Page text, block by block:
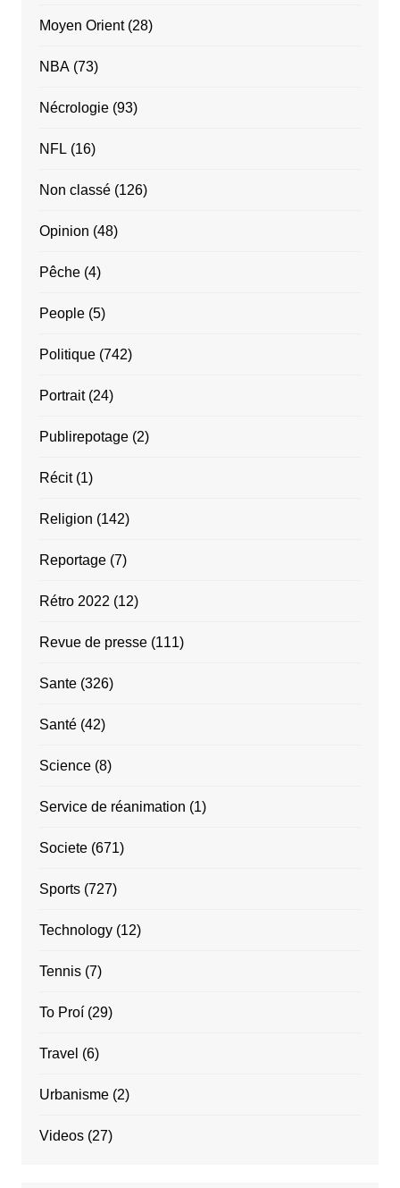
Moyen Orient(28)
NBA(73)
Nécrologie(93)
NFL (16)
Non classé(126)
Opinion (48)
Pêche(4)
People(5)
Politique(742)
Portrait(24)
Publirepotage(2)
Récit(1)
Religion (142)
Reportage(7)
Rétro 2022 (12)
Revue de presse(111)
Sante(326)
Santé(42)
Science(8)
Service de réanimation (1)
Societe(671)
Sports(727)
Technology(12)
Tennis(7)
To Proí(29)
Travel (6)
Urbanisme(2)
Videos(27)